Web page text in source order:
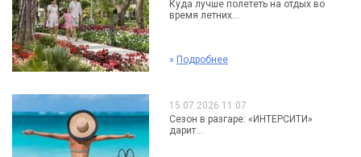
Куда лучше полететь на отдых во
время летних...
» Подробнее
15.07.2026 11:07
Сезон в разгаре: «ИНТЕРСИТИ»
дарит...